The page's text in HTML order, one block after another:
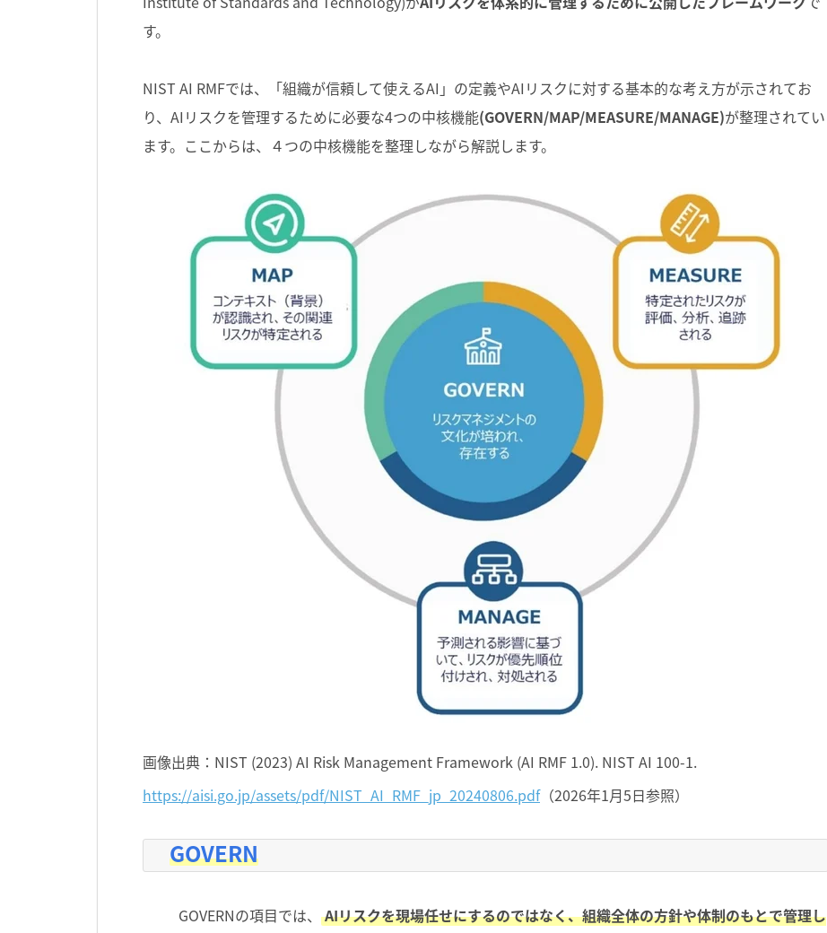
す。
NIST AI RMFでは、「組織が信頼して使えるAI」の定義やAIリスクに対する基本的な考え方が示されてお
り、AIリスクを管理するために必要な4つの中核機能(GOVERN/MAP/MEASURE/MANAGE)が整理されてい
ます。ここからは、４つの中核機能を整理しながら解説します。
画像出典： NIST (2023) AI Risk Management Framework (AI RMF 1.0). NIST AI 100-1.
https://aisi.go.jp/assets/pdf/NIST_AI_RMF_jp_20240806.pdf（2026年1月5日参照）
GOVERN
GOVERNの項目では、 AIリスクを現場任せにするのではなく、組織全体の方針や体制のもとで管理し